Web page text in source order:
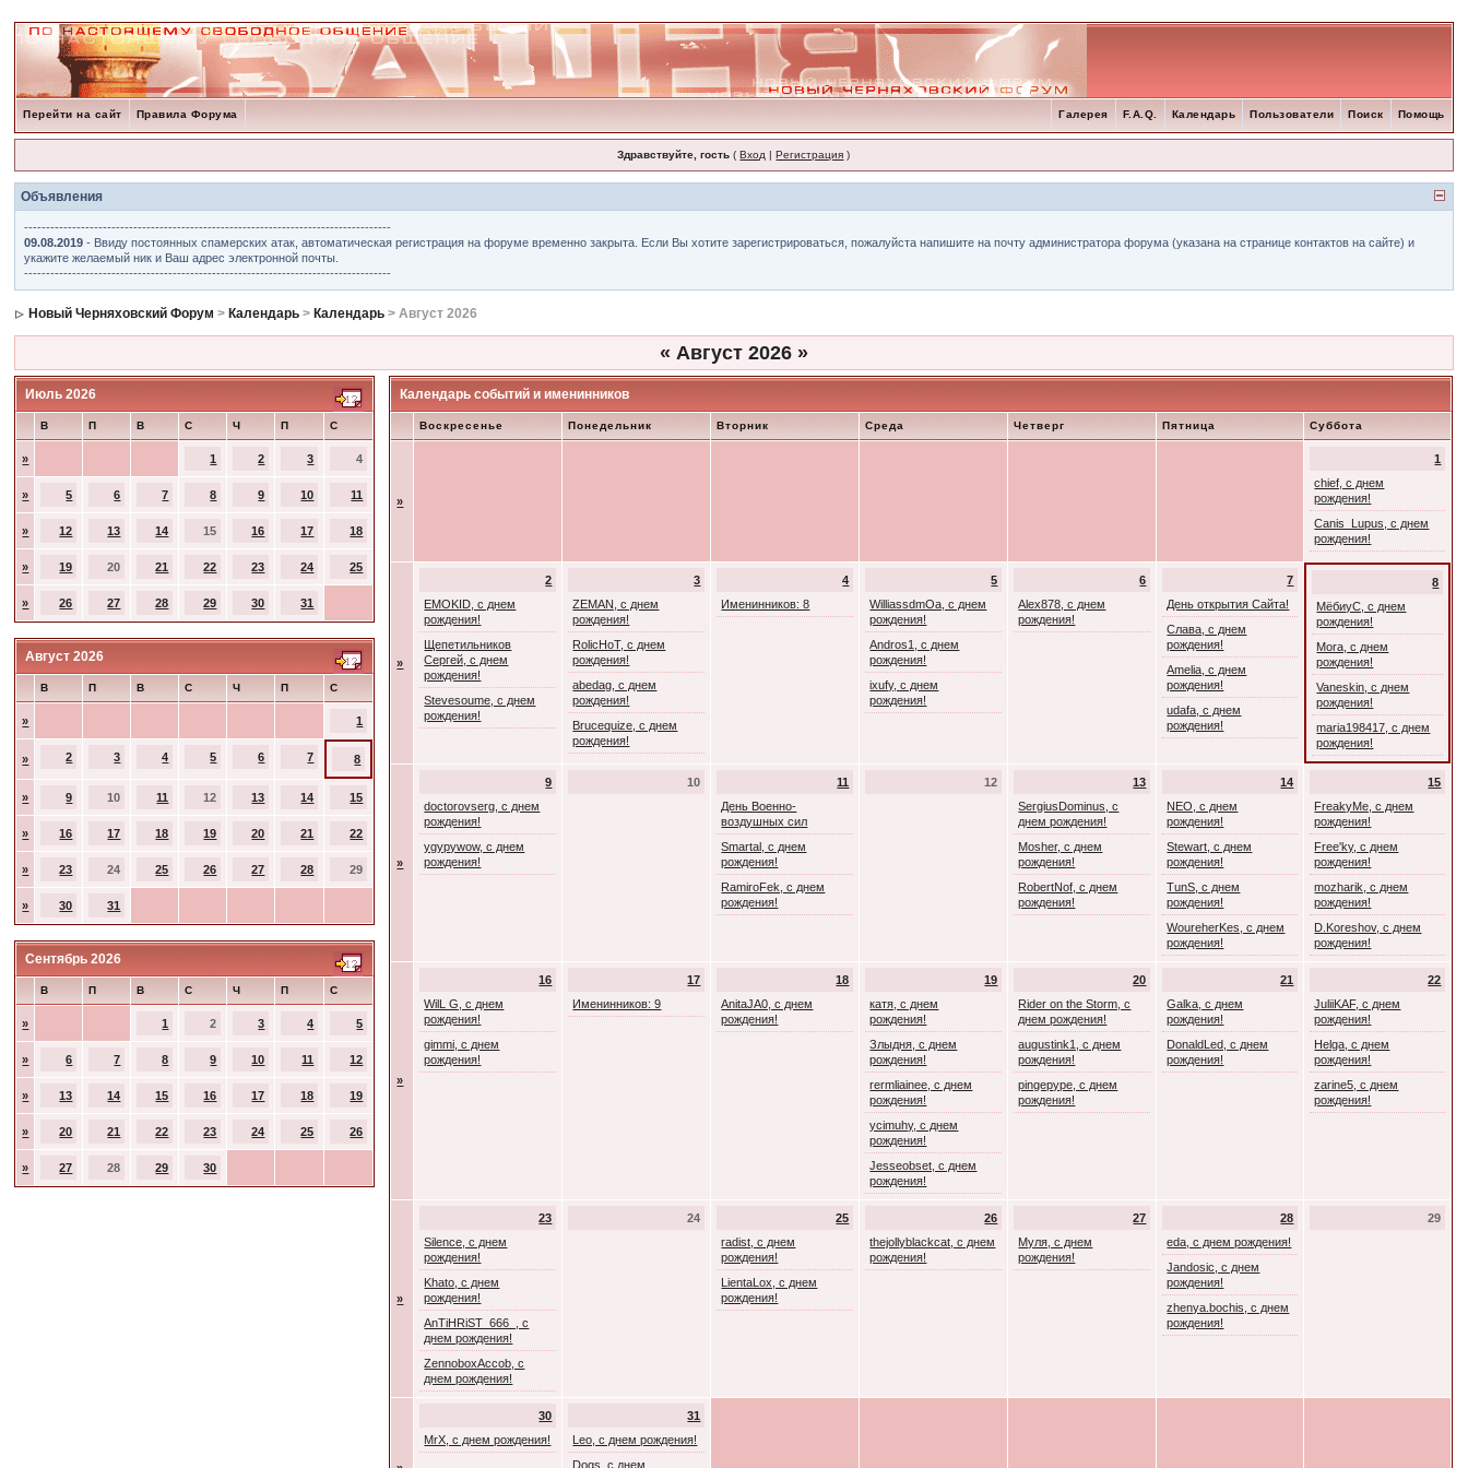
Перейти на сайт Правила Форума Помощь
Поиск
Пользователи
Календарь
F.A.Q.
Галерея
Здравствуйте, гость (Вход |Регистрация )
Объявления
------------------------------------------------------------------------------------
09.08.2019 - Ввиду постоянных спамерских атак, автоматическая регистрация на форуме временно закрыта. Если Вы хотите зарегистрироваться, пожалуйста напишите на почту администратора форума (указана на странице контактов на сайте) и
укажите желаемый ник и Ваш адрес электронной почты.
------------------------------------------------------------------------------------
Новый Черняховский Форум > Календарь > Календарь > Август 2026
« Август 2026 »
Июль 2026
В П В С Ч П С
» 1 2 3 4
» 5 6 7 8 9 10 11
» 12 13 14 15 16 17 18
» 19 20 21 22 23 24 25
» 26 27 28 29 30 31
Август 2026
В П В С Ч П С
» 1
» 2 3 4 5 6 7 8
» 9 10 11 12 13 14 15
» 16 17 18 19 20 21 22
» 23 24 25 26 27 28 29
» 30 31
Сентябрь 2026
В П В С Ч П С
» 1 2 3 4 5
» 6 7 8 9 10 11 12
» 13 14 15 16 17 18 19
» 20 21 22 23 24 25 26
» 27 28 29 30
Календарь событий и именинников
Воскресенье Понедельник Вторник Среда Четверг Пятница Суббота
»
1
chief, с днем
рождения!
Canis_Lupus, с днем
рождения!
»
2
EMOKID, с днем
рождения!
Щепетильников
Сергей, с днем
рождения!
Stevesoume, с днем
рождения!
3
ZEMAN, с днем
рождения!
RolicHoT, с днем
рождения!
abedag, с днем
рождения!
Brucequize, с днем
рождения!
4
Именинников: 8
5
WilliassdmOa, с днем
рождения!
Andros1, с днем
рождения!
ixufy, с днем
рождения!
6
Alex878, с днем
рождения!
7
День открытия Сайта!
Слава, с днем
рождения!
Amelia, с днем
рождения!
udafa, с днем
рождения!
8
МёбиуС, с днем
рождения!
Mora, с днем
рождения!
Vaneskin, с днем
рождения!
maria198417, с днем
рождения!
»
9
doctorovserg, с днем
рождения!
ygypywow, с днем
рождения!
10
11
День Военно-
воздушных сил
Smartal, с днем
рождения!
RamiroFek, с днем
рождения!
12
13
SergiusDominus, с
днем рождения!
Mosher, с днем
рождения!
RobertNof, с днем
рождения!
14
NEO, с днем
рождения!
Stewart, с днем
рождения!
TunS, с днем
рождения!
WoureherKes, с днем
рождения!
15
FreakyMe, с днем
рождения!
Free'ky, с днем
рождения!
mozharik, с днем
рождения!
D.Koreshov, с днем
рождения!
»
16
WilL G, с днем
рождения!
gimmi, с днем
рождения!
17
Именинников: 9
18
AnitaJA0, с днем
рождения!
19
катя, с днем
рождения!
Злыдня, с днем
рождения!
rermliainee, с днем
рождения!
ycimuhy, с днем
рождения!
Jesseobset, с днем
рождения!
20
Rider on the Storm, с
днем рождения!
augustink1, с днем
рождения!
pingepype, с днем
рождения!
21
Galka, с днем
рождения!
DonaldLed, с днем
рождения!
22
JuliiKAF, с днем
рождения!
Helga, с днем
рождения!
zarine5, с днем
рождения!
»
23
Silence, с днем
рождения!
Khato, с днем
рождения!
AnTiHRiST_666_, с
днем рождения!
ZennoboxAccob, с
днем рождения!
24
25
radist, с днем
рождения!
LientaLox, с днем
рождения!
26
thejollyblackcat, с днем
рождения!
27
Муля, с днем
рождения!
28
eda, с днем рождения!
Jandosic, с днем
рождения!
zhenya.bochis, с днем
рождения!
29
30
MrX, с днем рождения!
31
Leo, с днем рождения!
Dogs, с днем